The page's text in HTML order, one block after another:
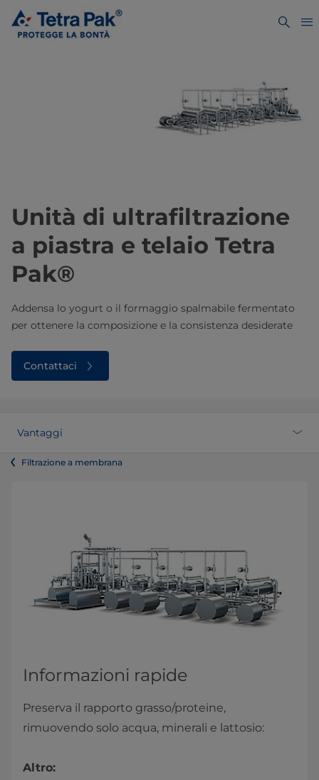
Unità di ultrafiltrazione
a piastra e telaio Tetra
Pak®
Addensa lo yogurt o il formaggio spalmabile fermentato
per ottenere la composizione e la consistenza desiderate
Contattaci
Vantaggi
Filtrazione a membrana
Informazioni rapide
Preserva il rapporto grasso/proteine,
rimuovendo solo acqua, minerali e lattosio:
Altro: